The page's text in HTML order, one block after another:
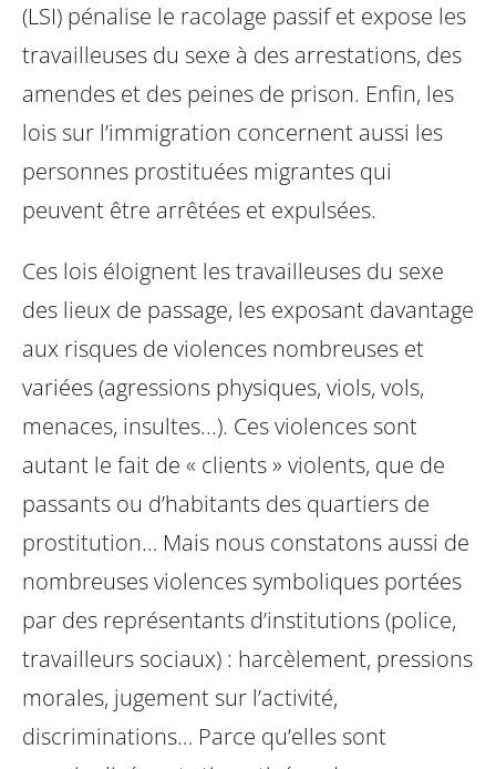
(LSI) pénalise le racolage passif et expose les
travailleuses du sexe à des arrestations, des
amendes et des peines de prison. Enfin, les
lois sur l’immigration concernent aussi les
personnes prostituées migrantes qui
peuvent être arrêtées et expulsées.
Ces lois éloignent les travailleuses du sexe
des lieux de passage, les exposant davantage
aux risques de violences nombreuses et
variées (agressions physiques, viols, vols,
menaces, insultes...). Cesviolences sont
autant le fait de « clients » violents, que de
passants ou d’habitants des quartiers de
prostitution… Mais nous constatons aussi de
nombreuses violences symboliques portées
par des représentants d’institutions (police,
travailleurs sociaux) : harcèlement, pressions
morales, jugement sur l’activité,
discriminations… Parce qu’elles sont